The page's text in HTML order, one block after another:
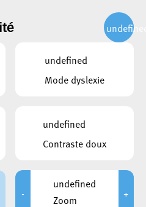
undefined
Mode dyslexie
undefined
Contraste doux
-
undefined
Zoom
+